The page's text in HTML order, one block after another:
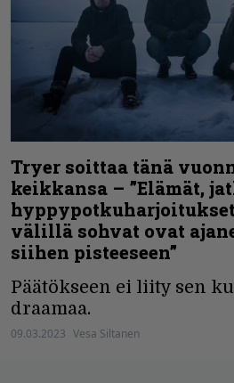
Tryer soittaa tänä
keikkansa – ”Elämät,
välillä sohvat ovat
siihen pisteeseen”
Päätökseen ei liity sen
draamaa.
09.03.2023 Vesa Siltanen